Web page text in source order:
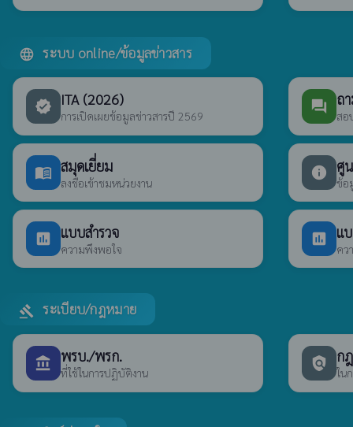
language ระบบ online/ข้อมูลข่าวสาร
verified ITA (2026)
การเปิดเผยข้อมูลข่าวสารปี 2569
forum ถ
สอ
menu_book สมุดเยี่ยม
ลงชื่อเข้าชมหน่วยงาน
info ศู
ข้อ
poll แบบสำรวจ
ความพึงพอใจ
poll แ
คว
gavel ระเบียบ/กฎหมาย
account_balance พรบ./พรก.
ที่ใช้ในการปฏิบัติงาน
policy ก
ใน